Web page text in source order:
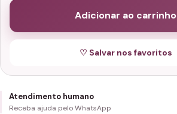
Adicionar ao carrinho
♡ Salvar nos favoritos
Atendimento humano
Receba ajuda pelo WhatsApp